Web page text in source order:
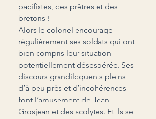
pacifistes, des prêtres et des
bretons !
Alors le colonel encourage
régulièrement ses soldats qui ont
bien compris leur situation
potentiellement désespérée. Ses
discours grandiloquents pleins
d’à peu près et d’incohérences
font l’amusement de Jean
Grosjean et des acolytes. Et ils se